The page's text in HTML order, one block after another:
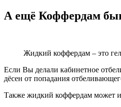
А ещё Коффердам
Жидкий коффердам – это
Если Вы делали кабинетное
дёсен от попадания
Также жидкий коффердам может